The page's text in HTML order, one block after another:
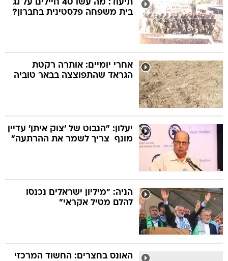
תיעוד: מה עשו 40 חיילים על גג
בית משפחה פלסטינית בחברון?
אחרי יומיים: אותרה רקטת
הגראד שהתפוצצה בבאר טוביה
יעלון: "הנבוט של 'צוק איתן' עדיין
מונף  צריך לשמר את ההרתעה"
הניה: "מיליון ישראלים נכנסו
להלם מטיל אקראי"
האונס בחצרים: החשוד המרכזי